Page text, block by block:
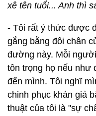
xê tên tuổi... Anh thì
- Tôi rất ý thức được
gắng bằng đôi chân
đường này. Mỗi
tôn trọng họ nếu như
đến mình. Tôi nghĩ
chinh phục khán giả
thuật của tôi là "sự